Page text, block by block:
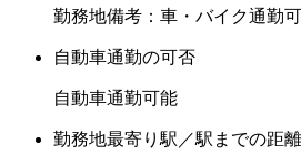
勤務地備考：車・バイク通
自動車通勤の可否
自動車通勤可能
勤務地最寄り駅／駅までの距離